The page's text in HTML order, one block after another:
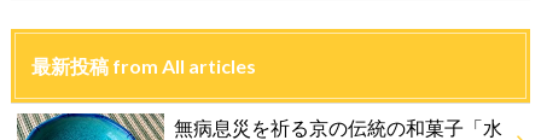
最新投稿 from All articles
無病息災を祈る京の伝統の和菓子「水